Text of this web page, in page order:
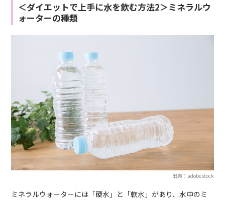
＜ダイエットで上手に水を飲む方法2＞ミネラルウ
ォーターの種類
出典：adobestock
ミネラルウォーターには「硬水」と「軟水」があり、水中のミ